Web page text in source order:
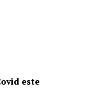
este